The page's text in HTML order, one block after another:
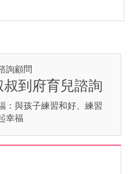
詢顧問
叔到府育兒諮詢
：與孩子練習和好、練習
幸福